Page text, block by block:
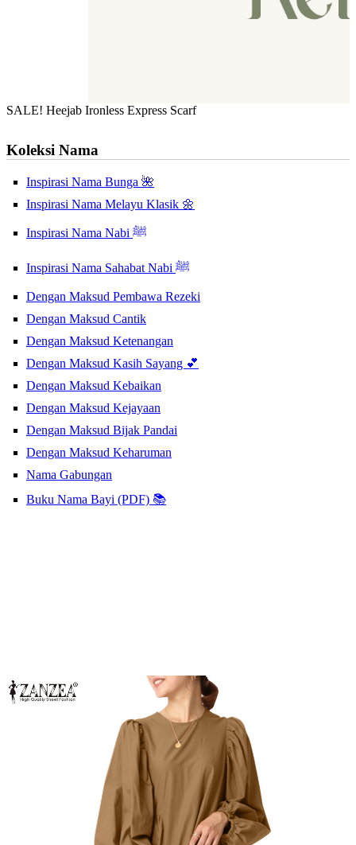
SALE! Heejab Ironless Express Scarf
Koleksi Nama
Inspirasi Nama Bunga 🌺
Inspirasi Nama Melayu Klasik 🌼
Inspirasi Nama Nabi ﷺ
Inspirasi Nama Sahabat Nabi ﷺ
Dengan Maksud Pembawa Rezeki
Dengan Maksud Cantik
Dengan Maksud Ketenangan
Dengan Maksud Kasih Sayang 💕
Dengan Maksud Kebaikan
Dengan Maksud Kejayaan
Dengan Maksud Bijak Pandai
Dengan Maksud Keharuman
Nama Gabungan
Buku Nama Bayi (PDF) 📚